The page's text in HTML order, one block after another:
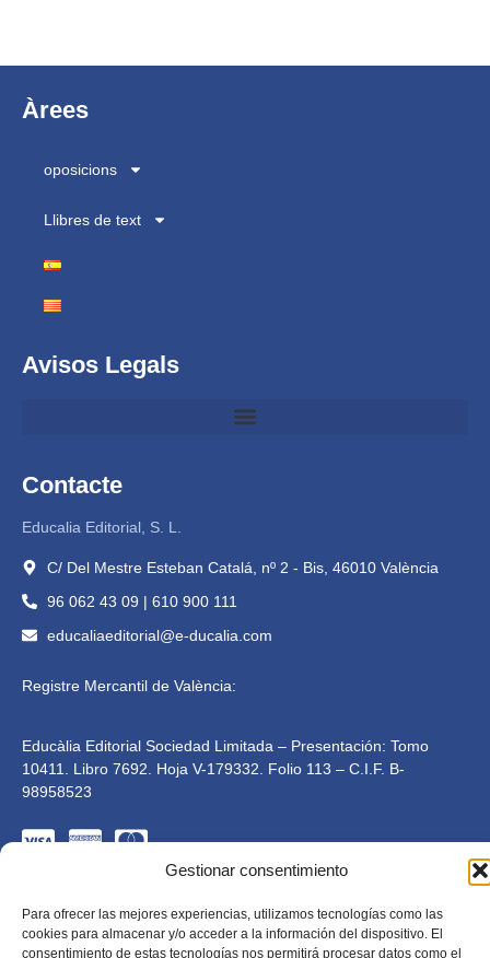
Gestionar consentimiento
Para ofrecer las mejores experiencias, utilizamos tecnologías como las
cookies para almacenar y/o acceder a la información del dispositivo. El
consentimiento de estas tecnologías nos permitirá procesar datos como el
Àrees
oposicions
Llibres de text
Avisos Legals
Contacte
Educalia Editorial, S. L.
C/ Del Mestre Esteban Catalá, nº 2 - Bis, 46010 València
96 062 43 09 | 610 900 111
educaliaeditorial@e-ducalia.com
Registre Mercantil de València:
Educàlia Editorial Sociedad Limitada – Presentación: Tomo
10411. Libro 7692. Hoja V-179332. Folio 113 – C.I.F. B-
98958523